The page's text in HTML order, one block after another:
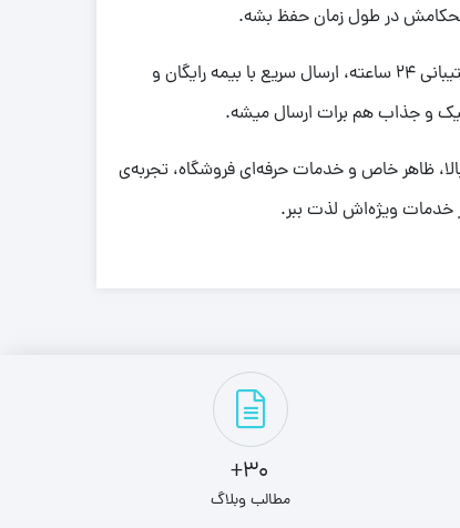
در طول زمان حفظ بشه.
طلای میلاد همیشه به رضایت مشتری اهمیت زیادی میده. برای همین، با خرید این محصول از ضمانت بهترین قیمت بازار، اصالت کالا، پشتیبانی 24 ساعته، ارسال سریع با بیمه رایگان و
و جذاب هم برات ارسال میشه.
بالا، ظاهر خاص و خدمات حرفه‌ای فروشگاه، تجربه‌ی
خدمات ویژه‌اش لذت ببر.
30+
مطالب وبلاگ